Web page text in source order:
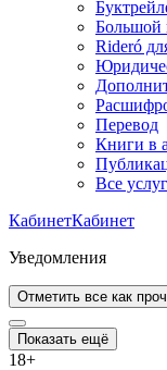
Большой
Rideró
Перевод
Книги в
Все
КабинетКабинет
Уведомления
Отметить все как
Показать ещё
18+